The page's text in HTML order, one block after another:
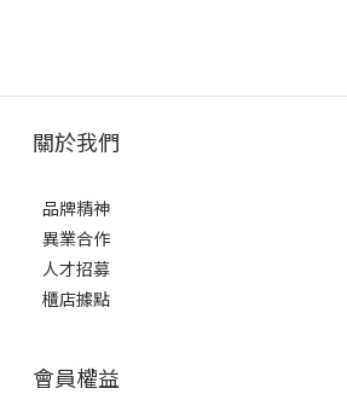
關於我們
品牌精神
異業合作
人才招募
櫃店據點
會員權益